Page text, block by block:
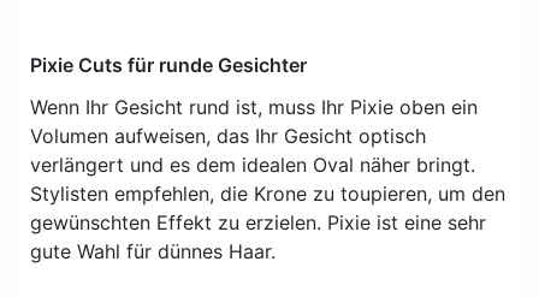
Pixie Cuts für runde Gesichter
Wenn Ihr Gesicht rund ist, muss Ihr Pixie oben ein
Volumen aufweisen, das Ihr Gesicht optisch
verlängert und es dem idealen Oval näher bringt.
Stylisten empfehlen, die Krone zu toupieren, um den
gewünschten Effekt zu erzielen. Pixie ist eine sehr
gute Wahl für dünnes Haar.